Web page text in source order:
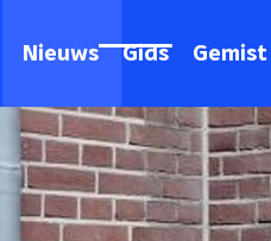
Nieuws Gids Gemist